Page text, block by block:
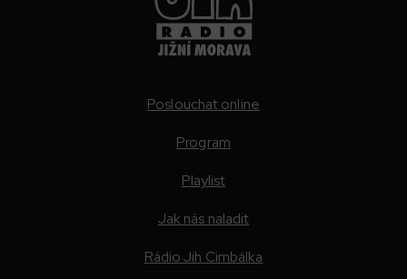
Poslouchat online
Program
Playlist
Jak nás naladit
Rádio Jih Cimbálka